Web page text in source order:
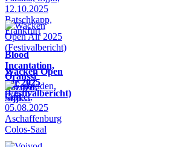
Blood
Incantation,
Oranssi
Pazuzu,
Sijji…
Wacken Open
Air 2025
(Festivalbericht)